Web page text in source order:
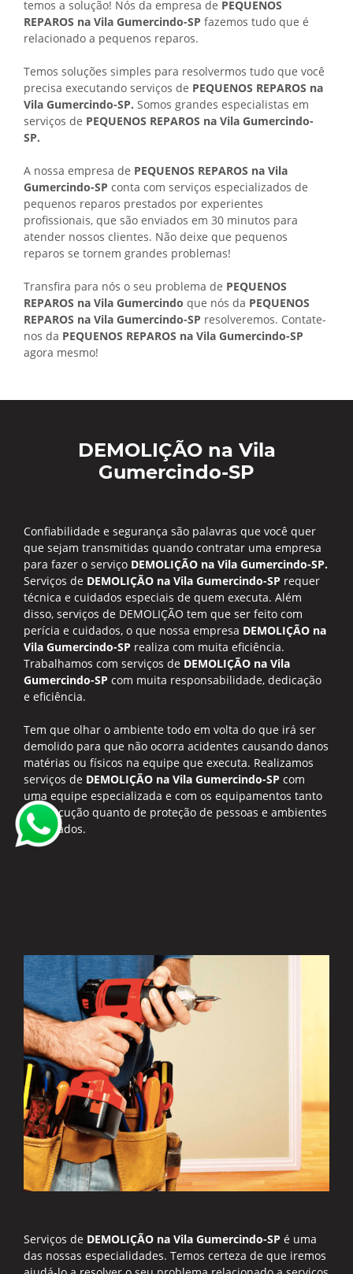
temos a solução! Nós da empresa de PEQUENOS
REPAROS na Vila Gumercindo-SP fazemos tudo que é
relacionado a pequenos reparos.
Temos soluções simples para resolvermos tudo que você
precisa executando serviços de PEQUENOS REPAROS na
Vila Gumercindo-SP. Somos grandes especialistas em
serviços de PEQUENOS REPAROS na Vila Gumercindo-
SP.
A nossa empresa de PEQUENOS REPAROS na Vila
Gumercindo-SP conta com serviços especializados de
pequenos reparos prestados por experientes
profissionais, que são enviados em 30 minutos para
atender nossos clientes. Não deixe que pequenos
reparos se tornem grandes problemas!
Transfira para nós o seu problema de PEQUENOS
REPAROS na Vila Gumercindo que nós da PEQUENOS
REPAROS na Vila Gumercindo-SP resolveremos. Contate-
nos da PEQUENOS REPAROS na Vila Gumercindo-SP
agora mesmo!
DEMOLIÇÃO na Vila
Gumercindo-SP
Confiabilidade e segurança são palavras que você quer
que sejam transmitidas quando contratar uma empresa
para fazer o serviço DEMOLIÇÃO na Vila Gumercindo-SP.
Serviços de DEMOLIÇÃO na Vila Gumercindo-SP requer
técnica e cuidados especiais de quem executa. Além
disso, serviços de DEMOLIÇÃO tem que ser feito com
perícia e cuidados, o que nossa empresa DEMOLIÇÃO na
Vila Gumercindo-SP realiza com muita eficiência.
Trabalhamos com serviços de DEMOLIÇÃO na Vila
Gumercindo-SP com muita responsabilidade, dedicação
e eficiência.
Tem que olhar o ambiente todo em volta do que irá ser
demolido para que não ocorra acidentes causando danos
matérias ou físicos na equipe que executa. Realizamos
serviços de DEMOLIÇÃO na Vila Gumercindo-SP com
uma equipe especializada e com os equipamentos tanto
de execução quanto de proteção de pessoas e ambientes
adequados.
Serviços de DEMOLIÇÃO na Vila Gumercindo-SP é uma
das nossas especialidades. Temos certeza de que iremos